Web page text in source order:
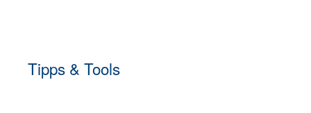
Tipps & Tools